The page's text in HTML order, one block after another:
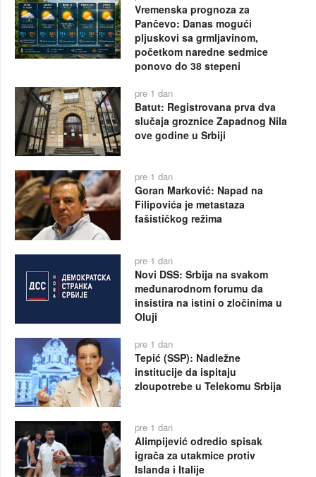
Vremenska prognoza za
Pančevo: Danas mogući
pljuskovi sa grmljavinom,
početkom naredne sedmice
ponovo do 38 stepeni
pre 1 dan
Batut: Registrovana prva dva
slučaja groznice Zapadnog Nila
ove godine u Srbiji
pre 1 dan
Goran Marković: Napad na
Filipovića je metastaza
fašističkog režima
pre 1 dan
Novi DSS: Srbija na svakom
međunarodnom forumu da
insistira na istini o zločinima u
Oluji
pre 1 dan
Tepić (SSP): Nadležne
institucije da ispitaju
zloupotrebe u Telekomu Srbija
pre 1 dan
Alimpijević odredio spisak
igrača za utakmice protiv
Islanda i Italije